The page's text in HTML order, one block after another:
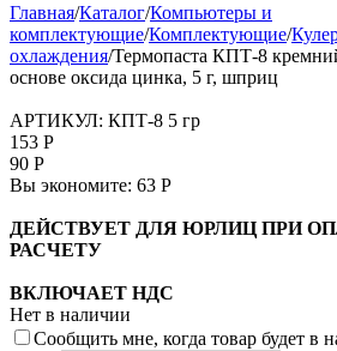
Главная/Каталог/Компьютеры и
комплектующие/Комплектующие/
охлаждения/Термопаста КПТ-8
основе оксида цинка, 5 г, шприц
АРТИКУЛ: КПТ-8 5 гр
153 Р
90 Р
Вы экономите: 63 Р
ДЕЙСТВУЕТ ДЛЯ ЮРЛИЦ ПРИ
РАСЧЕТУ
ВКЛЮЧАЕТ НДС
Нет в наличии
Сообщить мне, когда товар будет в